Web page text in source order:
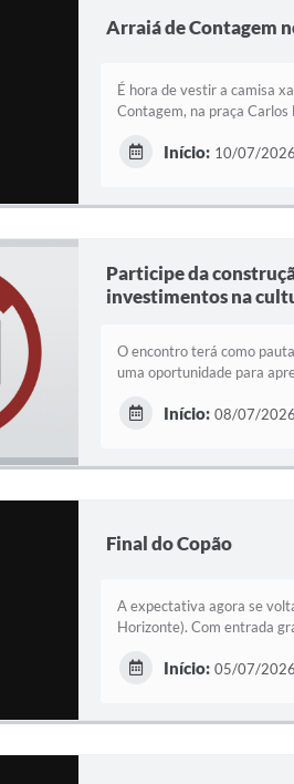
Arraiá de Contagem
É hora de vestir a camisa
Contagem, na praça
Início: 10/07/
Participe da
investimentos na
O encontro terá como
uma oportunidade para
Início: 08/07/
Final do Copão
A expectativa agora se
Horizonte). Com entrada
Início: 05/07/